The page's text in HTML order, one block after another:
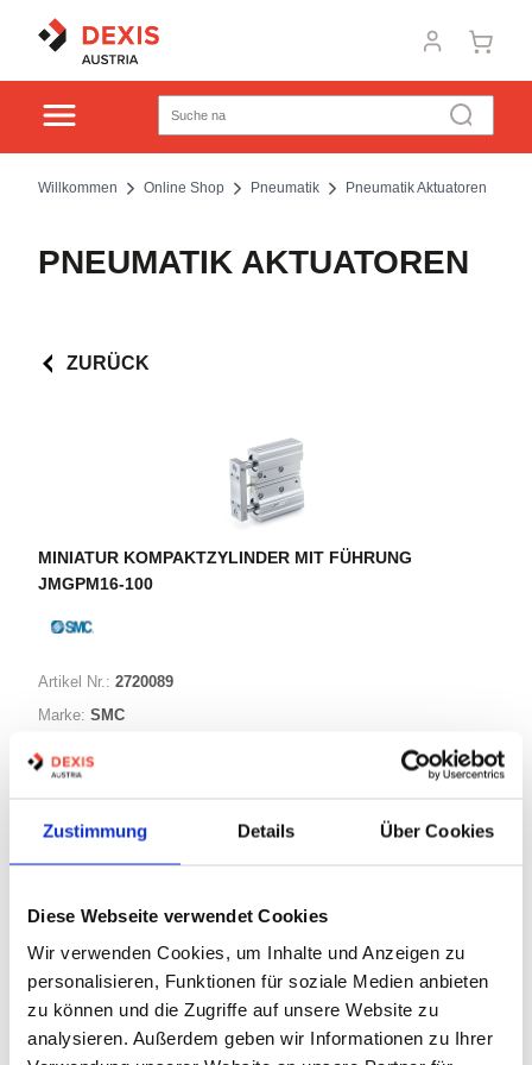
Zustimmung Details Über Cookies
Diese Webseite verwendet Cookies
Wir verwenden Cookies, um Inhalte und Anzeigen zu
personalisieren, Funktionen für soziale Medien anbieten
zu können und die Zugriffe auf unsere Website zu
analysieren. Außerdem geben wir Informationen zu Ihrer
Willkommen Online Shop Pneumatik Pneumatik Aktuatoren
PNEUMATIK AKTUATOREN
ZURÜCK
MINIATUR KOMPAKTZYLINDER MIT FÜHRUNG
JMGPM16-100
Artikel Nr.: 2720089
Marke: SMC
Bezeichnung:
STK
Nicht auf Lager
Print
PRODUKTBESCHREIBUNG